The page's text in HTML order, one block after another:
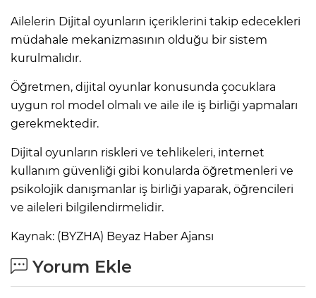
Ailelerin Dijital oyunların içeriklerini takip edecekleri
müdahale mekanizmasının olduğu bir sistem
kurulmalıdır.
Öğretmen, dijital oyunlar konusunda çocuklara
uygun rol model olmalı ve aile ile iş birliği yapmaları
gerekmektedir.
Dijital oyunların riskleri ve tehlikeleri, internet
kullanım güvenliği gibi konularda öğretmenleri ve
psikolojik danışmanlar iş birliği yaparak, öğrencileri
ve aileleri bilgilendirmelidir.
Kaynak: (BYZHA) Beyaz Haber Ajansı
Yorum Ekle